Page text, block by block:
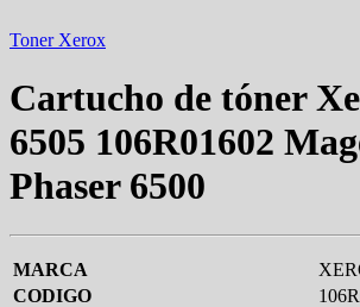
Toner Xerox
Cartucho de tóner
6505 106R01602
Phaser 6500
MARCA
CODIGO